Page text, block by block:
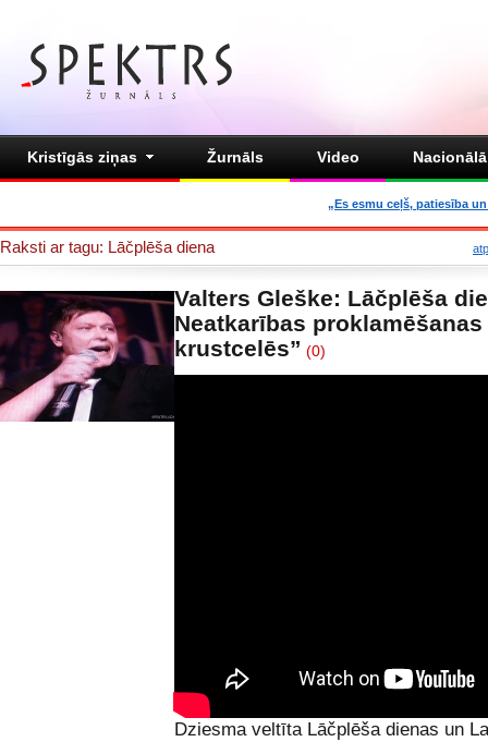
Kristīgās ziņas Žurnāls Video
„Es esmu ceļš, patiesība
Raksti ar tagu: Lāčplēša diena
Valters Gleške: Lāčplēša
Neatkarības
krustcelēs” (0)
Dziesma veltīta Lāčplēša dienas un